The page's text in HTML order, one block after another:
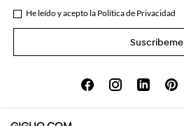
He leído y acepto la Política de Privacidad
Suscríbeme